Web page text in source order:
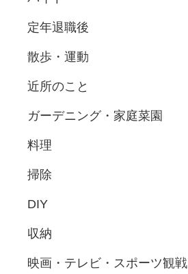
定年退職後
散歩・運動
近所のこと
ガーデニング・家庭菜園
料理
掃除
DIY
収納
映画・テレビ・スポーツ観戦